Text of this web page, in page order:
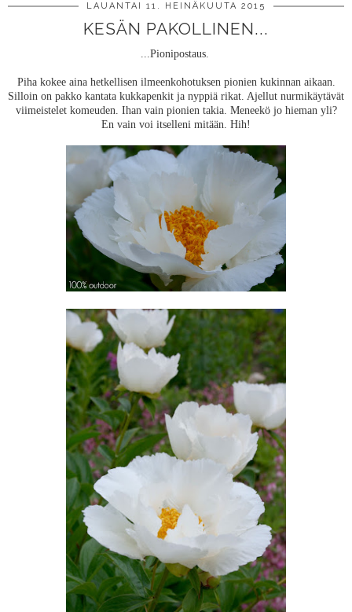
LAUANTAI 11. HEINÄKUUTA 2015
KESÄN PAKOLLINEN...
...Pionipostaus.
Piha kokee aina hetkellisen ilmeenkohotuksen pionien kukinnan aikaan.
Silloin on pakko kantata kukkapenkit ja nyppiä rikat. Ajellut nurmikäytävät
viimeistelet komeuden. Ihan vain pionien takia. Meneekö jo hieman yli?
En vain voi itselleni mitään. Hih!